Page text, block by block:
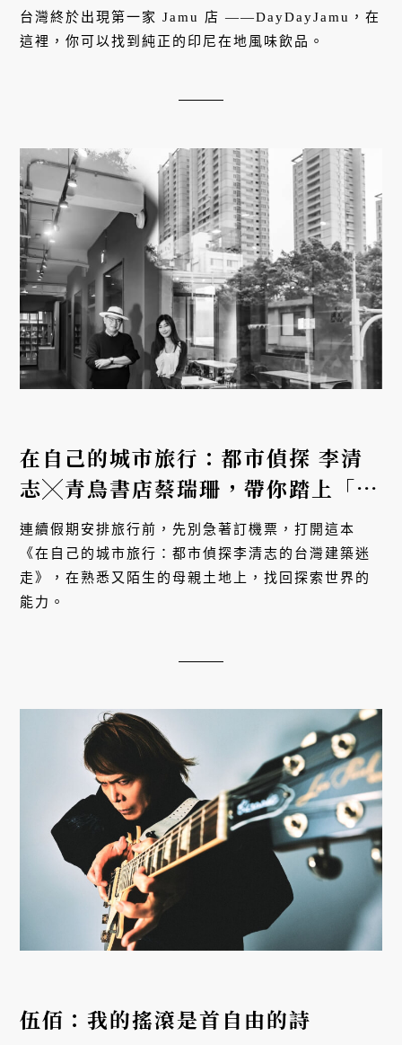
來
台灣終於出現第一家 Jamu 店 ——DayDayJamu，在
這裡，你可以找到純正的印尼在地風味飲品。
在自己的城市旅行：都市偵探 李清
志╳青鳥書店蔡瑞珊，帶你踏上「迷
走式」探索路線
連續假期安排旅行前，先別急著訂機票，打開這本
《在自己的城市旅行：都市偵探李清志的台灣建築迷
走》，在熟悉又陌生的母親土地上，找回探索世界的
能力。
伍佰：我的搖滾是首自由的詩